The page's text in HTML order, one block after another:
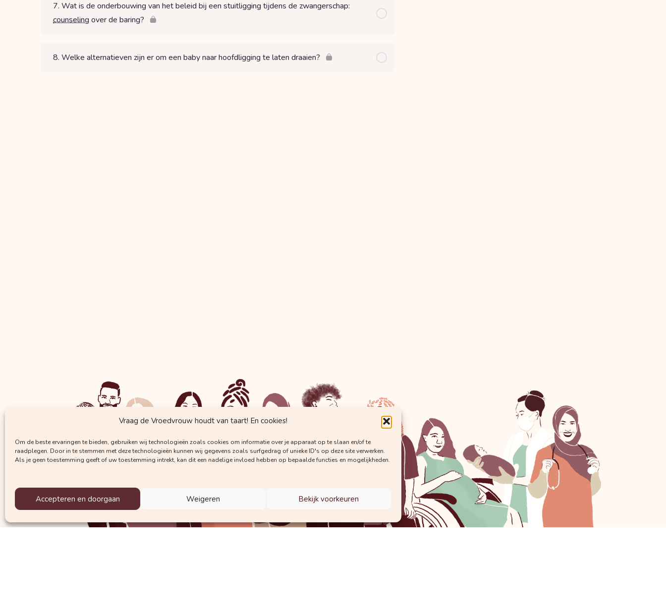
Vraag de Vroedvrouw houdt van taart! En cookies!
Om de beste ervaringen te bieden, gebruiken wij technologieën zoals cookies om informatie over je apparaat op te slaan en/of te
raadplegen. Door in te stemmen met deze technologieën kunnen wij gegevens zoals surfgedrag of unieke ID's op deze site verwerken.
Als je geen toestemming geeft of uw toestemming intrekt, kan dit een nadelige invloed hebben op bepaalde functies en mogelijkheden.
Accepteren en doorgaan Weigeren Bekijk voorkeuren
7. Wat is de onderbouwing van het beleid bij een stuitligging tijdens de zwangerschap:
counseling over de baring?
8. Welke alternatieven zijn er om een baby naar hoofdligging te laten draaien?